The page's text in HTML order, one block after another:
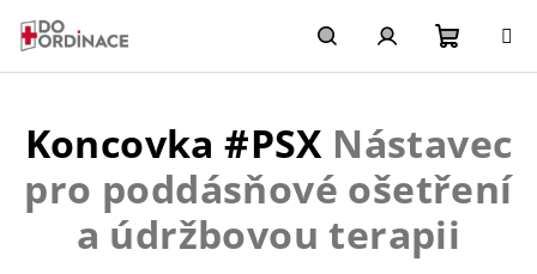
obsah
HledatPřihlášení
košík
Koncovka #PSX Nástavec
pro poddásňové ošetření
a údržbovou terapii